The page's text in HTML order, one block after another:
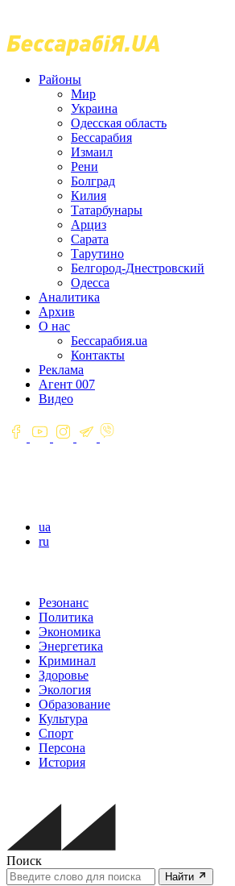
Районы
Мир
Украина
Одесская область
Бессарабия
Измаил
Рени
Болград
Килия
Татарбунары
Арциз
Сарата
Тарутино
Белгород-Днестровский
Одесса
Аналитика
Архив
О нас
Бессарабия.ua
Контакты
Реклама
Агент 007
Видео
ua
ru
Резонанс
Политика
Экономика
Энергетика
Криминал
Здоровье
Экология
Образование
Культура
Спорт
Персона
История
Поиск
Найти